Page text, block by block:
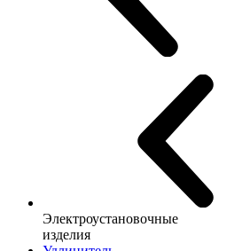
Электроустановочные
изделия